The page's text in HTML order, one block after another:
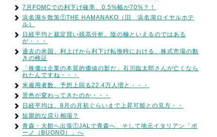
7月FOMCでの利下げ確率、0.5%幅が70%？！
浜名湖を散策①THE HAMANAKO（旧 浜名湖ロイヤルホテ
ル）
日経平均と裁定買い残高分析。陰の極といえるのではある
が・・・
過去の米国、利上げから利下げ転換時における、株式市場の動
きの検証
「株価は企業の本質的価値の影だ」石川臨太郎さんが亡くなら
れたんですね・・・
米雇用者数、予想上回る22.4万人増と・・・
景色が変わってきたのか・・・
日経平均は、8月の月初ぐらいまで上昇可能との見方・・
短期的な戻り相場？
青森・大館へ出張①JALで青森へ、そして地元イタリアン「ボ
ーノ（BUONO）」へ